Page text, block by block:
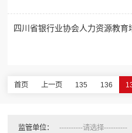
四川省银行业协会人力资源教育
首页 上一页 135 136
监管单位：